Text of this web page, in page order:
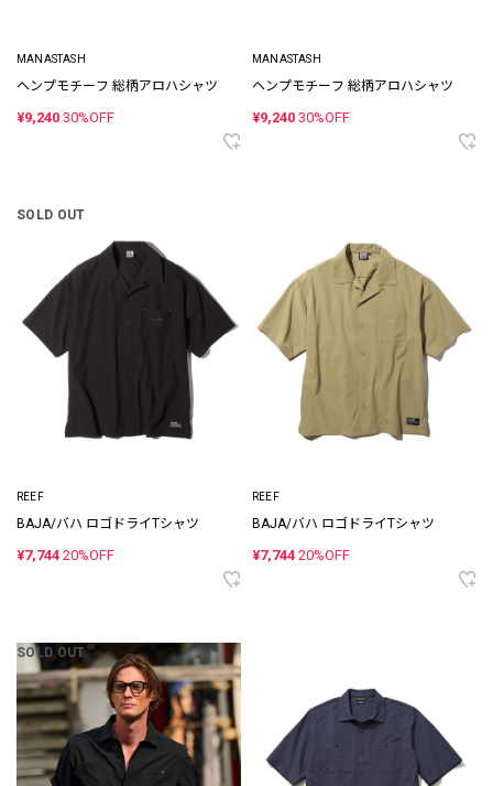
MANASTASH
ヘンプモチーフ 総柄アロハシャツ
¥9,240 30%OFF
MANASTASH
ヘンプモチーフ 総柄アロハシャツ
¥9,240 30%OFF
SOLD OUT
REEF
BAJA/バハ ロゴドライTシャツ
¥7,744 20%OFF
REEF
BAJA/バハ ロゴドライTシャツ
¥7,744 20%OFF
SOLD OUT